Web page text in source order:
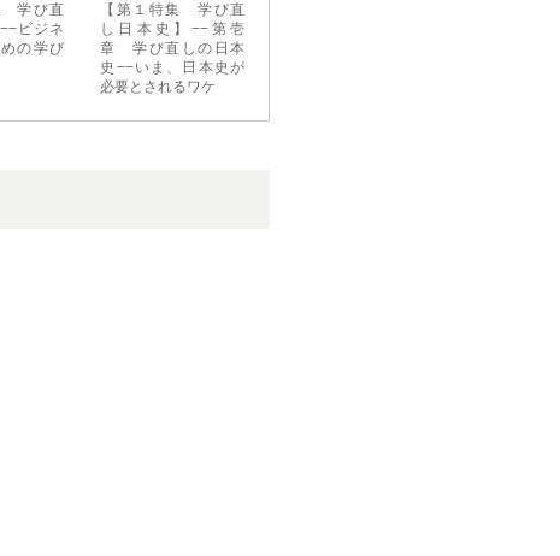
学び直
ビジネ
の学び
【第１特集 学び直
し日本史】−−第壱
章 学び直しの日本
史−−いま、日本史が
必要とされるワケ